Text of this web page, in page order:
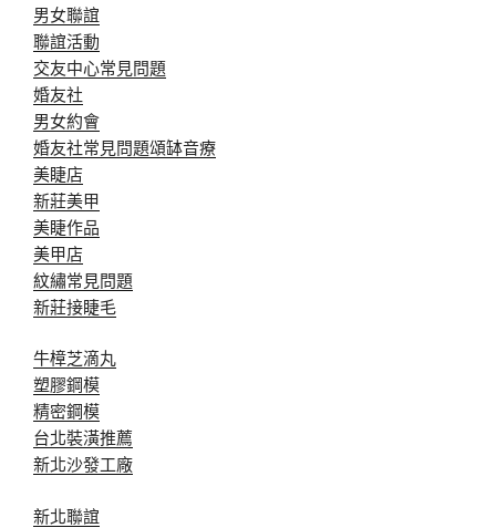
男女聯誼
聯誼活動
交友中心常見問題
婚友社
男女約會
婚友社常見問題頌缽音療
美睫店
新莊美甲
美睫作品
美甲店
紋繡常見問題
新莊接睫毛
牛樟芝滴丸
塑膠鋼模
精密鋼模
台北裝潢推薦
新北沙發工廠
新北聯誼